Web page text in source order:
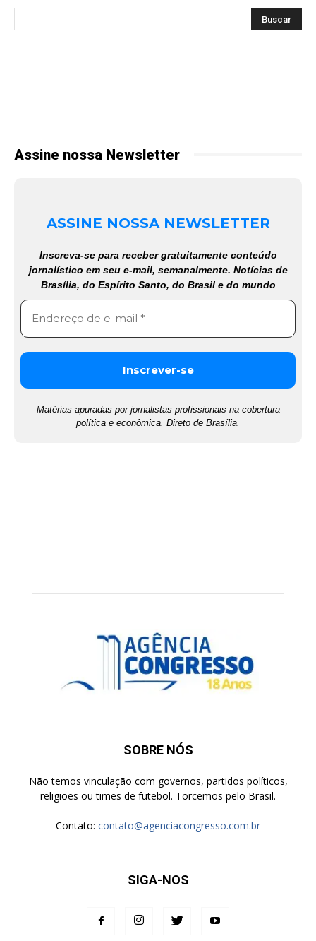
Assine nossa Newsletter
ASSINE NOSSA NEWSLETTER
Inscreva-se para receber gratuitamente conteúdo
jornalístico em seu e-mail, semanalmente. Notícias de
Brasília, do Espírito Santo, do Brasil e do mundo
Matérias apuradas por jornalistas profissionais na cobertura
política e econômica. Direto de Brasília.
SOBRE NÓS
Não temos vinculação com governos, partidos políticos,
religiões ou times de futebol. Torcemos pelo Brasil.
Contato: contato@agenciacongresso.com.br
SIGA-NOS